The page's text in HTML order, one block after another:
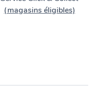
(magasins éligibles)